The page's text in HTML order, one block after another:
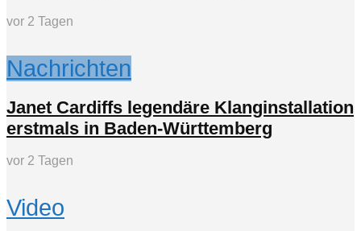
vor 2 Tagen
Nachrichten
Janet Cardiffs legendäre Klanginstallation
erstmals in Baden-Württemberg
vor 2 Tagen
Video